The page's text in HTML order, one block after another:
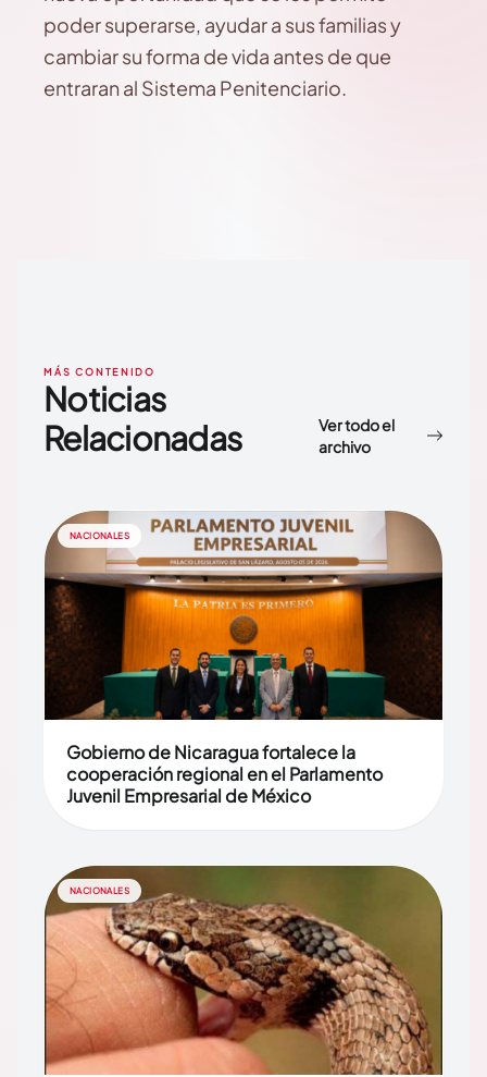
poder superarse, ayudar a sus familias y
cambiar su forma de vida antes de que
entraran al Sistema Penitenciario.
MÁS CONTENIDO
Noticias
Relacionadas
Ver todo el
archivo
NACIONALES
Gobierno de Nicaragua fortalece la
cooperación regional en el Parlamento
Juvenil Empresarial de México
NACIONALES